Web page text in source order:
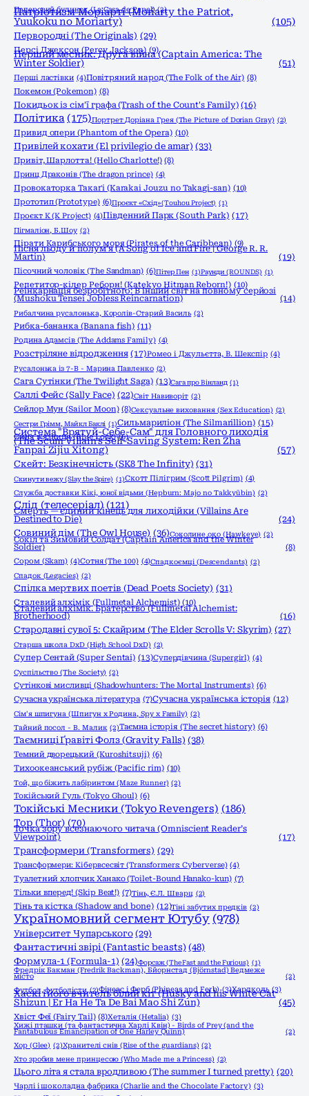
Паперовий будинок (La Casa de Papel) (2)
Патріотизм Моріарті (Moriarty the Patriot,
Yuukoku no Moriarty)
(105)
Первородні (The Originals) (29)
Персі Джексон (Percy Jackson) (9)
Перший месник: Друга війна (Captain America: The
Winter Soldier)
(51)
Перші ластівки (4)Повітряний народ (The Folk of the Air) (8)
Покемон (Pokemon) (8)
Покидьок із сім'ї графа (Trash of the Count's Family) (16)
Політика (175)Портрет Доріана Грея (The Picture of Dorian Gray) (2)
Привид опери (Phantom of the Opera) (10)
Привілей кохати (El privilegio de amar) (33)
Привіт, Шарлотта! (Hello Charlotte!) (8)
Принц Драконів (The dragon prince) (4)
Провокаторка Такаґі (Karakai Jouzu no Takagi-san) (10)
Прототип (Prototype) (6)Проєкт «Схід» (Touhou Project) (1)
Проєкт К (K Project) (4)Південний Парк (South Park) (17)
Пігмаліон, Б.Шоу (2)
Пірати Карибського моря (Pirates of the Caribbean) (9)
Пісня льоду й полум'я (A Song of Ice and Fire | George R. R.
Martin)
(19)
Пісочний чоловік (The Sandman) (6)Пітер Пен (1)Раунди (ROUNDS) (1)
Репетитор-кілер Реборн! (Katekyo Hitman Reborn!) (10)
Реінкарнація безробітного: В інший світ на повному серйозі
(Mushoku Tensei Jobless Reincarnation) (14)
Рибалчина русалонька, Королів-Старий Василь (2)
Рибка-бананка (Banana fish) (11)
Родина Адамсів (The Addams Family) (4)
Розстріляне відродження (17)Ромео і Джульєтта, В. Шекспір (4)
Русалонька із 7-В - Марина Павленко (2)
Сага Сутінки (The Twilight Saga) (13)Сага про Вінланд (1)
Саллі Фейс (Sally Face) (22)Світ Навиворіт (2)
Сейлор Мун (Sailor Moon) (8)Сексуальне виховання (Sex Education) (2)
Сестри Грімм, Майкл Баклі (1)Сильмариліон (The Silmarillion) (15)
Синя в'язниця (Blue Lock) (6)
Система "Врятуй-Себе-Сам" для Головного лиходія
(The Scum Villain's Self-Saving System: Ren Zha
Fanpai Zijiu Xitong)
(57)
Скейт: Безкінечність (SK8 The Infinity) (31)
Скинути вежу (Slay the Spire) (1)Скотт Пілігрим (Scott Pilgrim) (4)
Служба доставки Кікі, юної відьми (Hepburn: Majo no Takkyūbin) (2)
Слід (телесеріал) (121)
Смерть — єдиний кінець для лиходійки (Villains Are
Destined to Die)
(24)
Совиний дім (The Owl House) (36)Соколине око (Hawkeye) (2)
Сокіл та Зимовий Солдат (Captain America and the Winter
Soldier)
(8)
Сором (Skam) (4)Сотня (The 100) (4)Спадкоємці (Descendants) (2)
Спадок (Legacies) (2)
Спілка мертвих поетів (Dead Poets Society) (31)
Сталевий алхімік (Fullmetal Alchemist) (10)
Сталевий алхімік. Братерство (Fullmetal Alchemist:
Brotherhood) (16)
Стародавні сувої 5: Скайрим (The Elder Scrolls V: Skyrim) (27)
Старша школа DxD (High School DxD) (2)
Супер Сентай (Super Sentai) (13)Супердівчина (Supergirl) (4)
Суспільство (The Society) (2)
Сутінкові мисливці (Shadowhunters: The Mortal Instruments) (6)
Сучасна українська література (7)Сучасна українська історія (12)
Сім'я шпигуна (Шпигун x Родина, Spy x Family) (2)
Тайний посол - В. Малик (2)Таємна історія (The secret history) (6)
Таємниці Ґравіті Фолз (Gravity Falls) (38)
Темний дворецький (Kuroshitsuji) (6)
Тихоокеанський рубіж (Pacific rim) (10)
Той, що біжить лабіринтом (Maze Runner) (2)
Токійський Гуль (Tokyo Ghoul) (6)
Токійські Месники (Tokyo Revengers) (186)
Тор (Thor) (70)
Точка зору всезнаючого читача (Omniscient Reader’s
Viewpoint)
(17)
Трансформери (Transformers) (29)
Трансформери: Кібервсесвіт (Transformers: Cyberverse) (4)
Туалетний хлопчик Ханако (Toilet-Bound Hanako-kun) (7)
Тільки вперед! (Skip Beat!) (7)Тінь, Є.Л. Шварц (2)
Тінь та кістка (Shadow and bone) (12)Тіні забутих предків (2)
Україномовний сегмент Ютубу (978)
Університет Чупарського (29)
Фантастичні звірі (Fantastic beasts) (48)
Формула-1 (Formula-1) (24)Форсаж (The Fast and the Furious) (1)
Фредрік Бакман (Fredrik Backman), Бйорнстад (Björnstad) Ведмеже
місто
(2)
Футбол, футболісти (2)Фінеас і Ферб (Phineas and Ferb) (3)Хардколь (3)
Хаскі і його вчитель білий кіт (Husky and his White Cat
Shizun | Er Ha He Ta De Bai Mao Shi Zun)
(45)
Хвіст Феї (Fairy Tail) (8)Хеталія (Hetalia) (3)
Хижі пташки (та фантастична Харлі Квін) - Birds of Prey (and the
Fantabulous Emancipation of One Harley Quinn)
(2)
Хор (Glee) (2)Хранителі снів (Rise of the guardians) (2)
Хто зробив мене принцесою (Who Made me a Princess) (2)
Цього літа я стала вродливою (The summer I turned pretty) (20)
Чарлі і шоколадна фабрика (Charlie and the Chocolate Factory) (3)